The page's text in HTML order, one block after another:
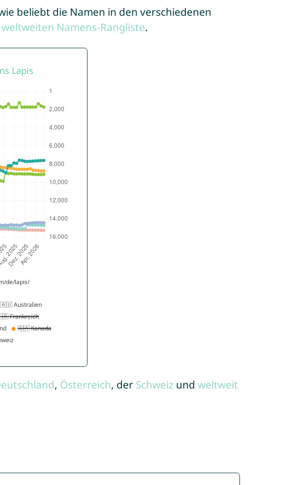
beliebt die Namen in den verschiedenen
weltweiten Namens-Rangliste.
, Österreich, der Schweiz und weltweit